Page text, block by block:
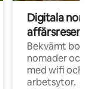
Digitala
Bekvämt
nomader och
med wifi och
arbetsytor.